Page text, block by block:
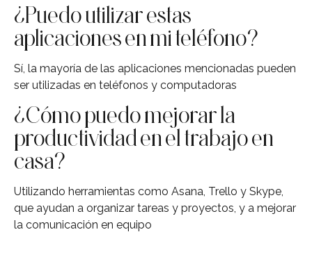
¿Puedo utilizar estas
aplicaciones en mi teléfono?
Sí, la mayoría de las aplicaciones mencionadas pueden
ser utilizadas en teléfonos y computadoras
¿Cómo puedo mejorar la
productividad en el trabajo en
casa?
Utilizando herramientas como Asana, Trello y Skype,
que ayudan a organizar tareas y proyectos, y a mejorar
la comunicación en equipo